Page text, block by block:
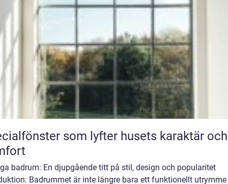
som lyfter husets karaktär och
badrum: En djupgående titt på stil, design och popularitet
Badrummet är inte längre bara ett funktionellt